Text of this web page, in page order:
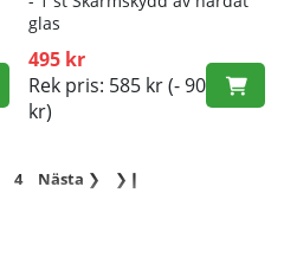
glas
495 kr
Rek pris: 585 kr(- 90
kr)
4 Nästa ❯ ❯❙